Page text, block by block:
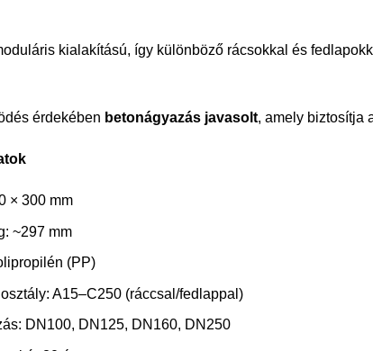
kialakítású, így különböző rácsokkal és
érdekében betonágyazás javasolt, amely biztosítja
× 300 mm
~297 mm
(PP)
A15–C250 (ráccsal/fedlappal)
DN100, DN125, DN160, DN250